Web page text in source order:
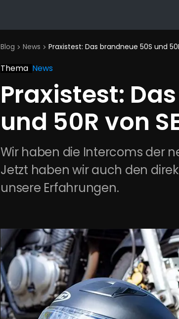
Blog chevron_right News chevron_right Praxistest: Das brandneue 50S und
Thema News
Praxistest:
und 50R von
Wir haben die Intercoms der
Jetzt haben wir auch den
unsere Erfahrungen.